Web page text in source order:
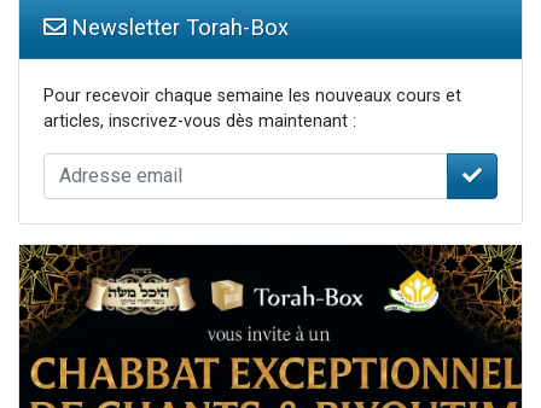
Newsletter Torah-Box
Pour recevoir chaque semaine les nouveaux cours et
articles, inscrivez-vous dès maintenant :